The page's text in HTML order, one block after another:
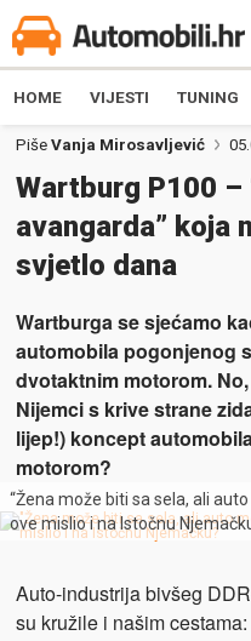
HOME VIJESTI TUNING
Piše Vanja Mirosavljević
Wartburg P100
avangarda” koja
svjetlo dana
Wartburga se sjećamo
automobila pogonjenog
dvotaktnim motorom.
Nijemci s krive strane
lijep!) koncept
motorom?
“Žena može biti sa sela, ali
ove mislio i na Istočnu
Auto-industrija bivšeg
su kružile i našim